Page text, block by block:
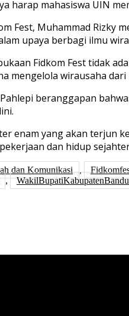
harap mahasiswa UIN
Fest, Muhammad Rizky
upaya berbagi ilmu
Fidkom Fest tidak
mengelola wirausaha
beranggapan bahwa
.
enam yang akan terjun
dan hidup
dan Komunikasi ,
,